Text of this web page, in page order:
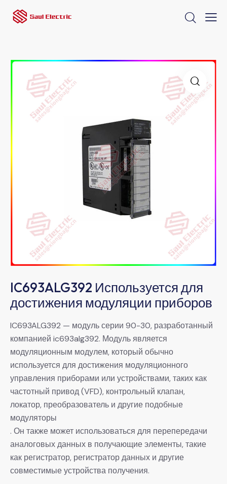
IC693ALG392 Используется для
достижения модуляции приборов
IC693ALG392 — модуль серии 90-30, разработанный
компанией ic693alg392. Модуль является
модуляционным модулем, который обычно
используется для достижения модуляционного
управления приборами или устройствами, таких как
частотный привод (VFD), контрольный клапан,
локатор, преобразователь и другие подобные
модуляторы
. Он также может использоваться для перепередачи
аналоговых данных в получающие элементы, такие
как регистратор, регистратор данных и другие
совместимые устройства получения.